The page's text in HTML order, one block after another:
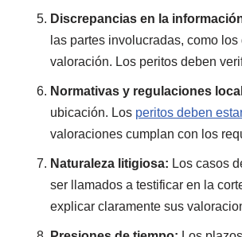
Discrepancias en la
las partes involucradas, como
valoración. Los peritos deben
Normativas y regulaciones
ubicación. Los peritos deben
valoraciones cumplan con los
Naturaleza litigiosa: Los casos
ser llamados a testificar en la
explicar claramente sus